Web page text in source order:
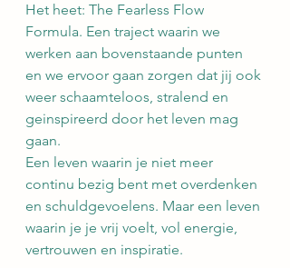
Het heet: The Fearless Flow
Formula. Een traject waarin we
werken aan bovenstaande punten
en we ervoor gaan zorgen dat jij ook
weer schaamteloos, stralend en
geinspireerd door het leven mag
gaan.
Een leven waarin je niet meer
continu bezig bent met overdenken
en schuldgevoelens. Maar een leven
waarin je je vrij voelt, vol energie,
vertrouwen en inspiratie.